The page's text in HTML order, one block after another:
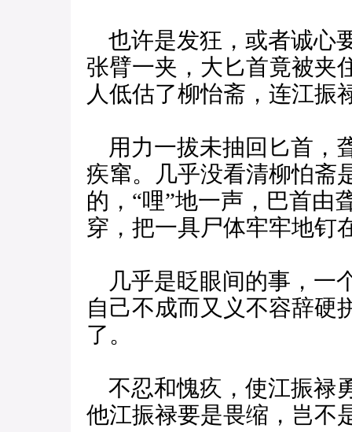
也许是发狂，或者诚心
张臂一夹，大匕首竟被夹
人低估了柳怡斋，连江振
用力一拔未抽回匕首，
疾窜。几乎没看清柳怕斋
的，“哩”地一声，巴首由
穿，把一具尸体牢牢地钉
几乎是眨眼间的事，一
自己不成而又义不容辞硬
了。
不忍和愧疚，使江振禄
他江振禄要是畏缩，岂不